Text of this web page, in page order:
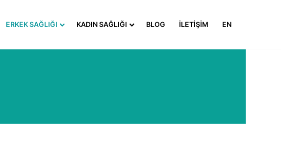
ERKEK SAĞLIĞI KADIN SAĞLIĞI BLOG İLETIŞIM EN